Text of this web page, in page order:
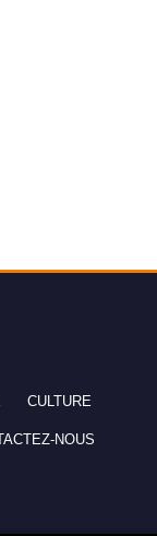
CULTURE
NOUS